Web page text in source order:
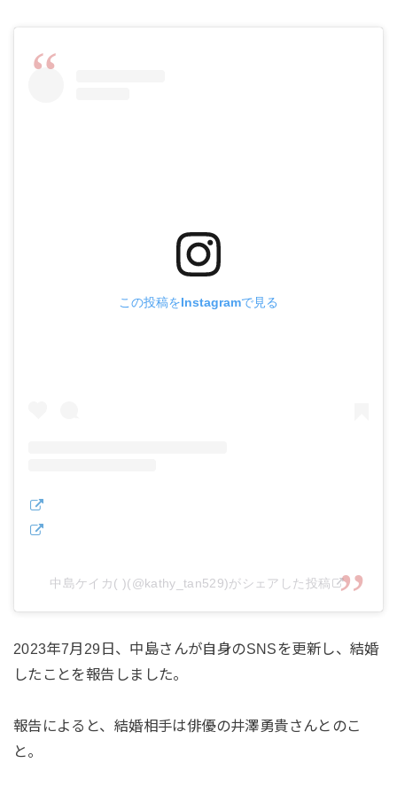
この投稿をInstagramで見る
中島ケイカ( )(@kathy_tan529)がシェアした投稿
2023年7月29日、中島さんが自身のSNSを更新し、結婚
したことを報告しました。
報告によると、結婚相手は俳優の井澤勇貴さんとのこ
と。